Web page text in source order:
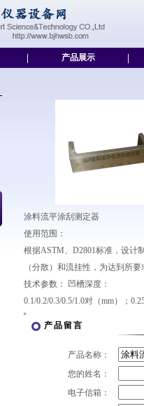
产品展示
涂料流平涂刮测定器
使用范围：
根据ASTM、D2801标准，设计
（分散）和流挂性，为达到所
技术参数： 凹槽深度：
0.1/0.2/0.3/0.5/1.0对（mm）；
产品留言
产品名称：
您的姓名：
电子信箱：